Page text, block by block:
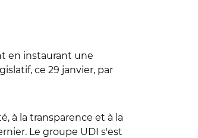
en instaurant une
ce 29 janvier, par
à la transparence et à la
Le groupe UDI s'est